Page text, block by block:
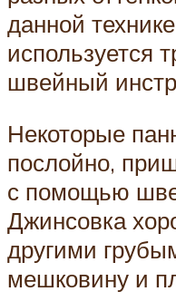
данной
используется
швейный
Некоторые
послойно,
с помощью
Джинсовка
другими
мешковину и